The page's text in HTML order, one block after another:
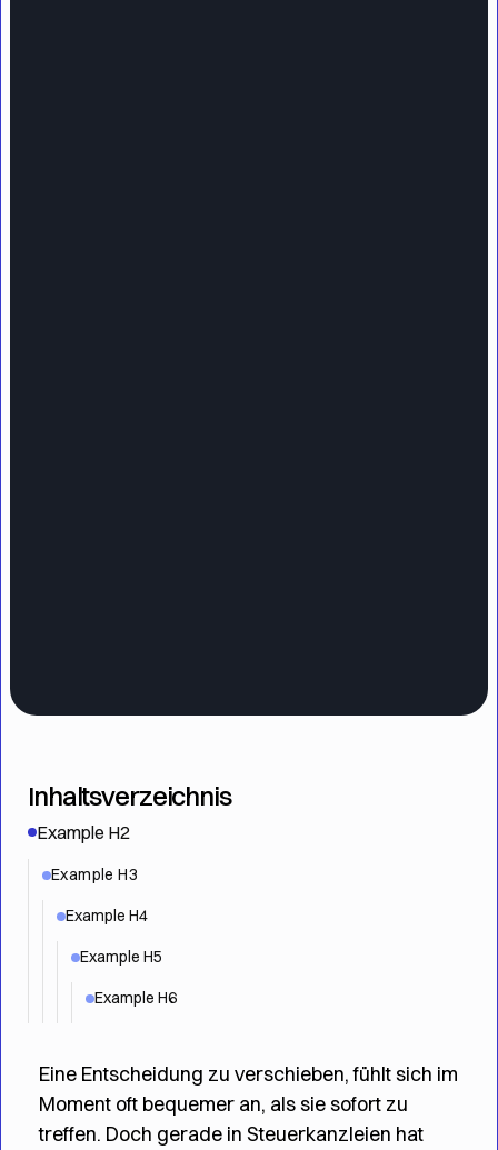
Inhaltsverzeichnis
Example H2
Example H3
Example H4
Example H5
Example H6
Eine Entscheidung zu verschieben, fühlt sich im
Moment oft bequemer an, als sie sofort zu
treffen. Doch gerade in Steuerkanzleien hat